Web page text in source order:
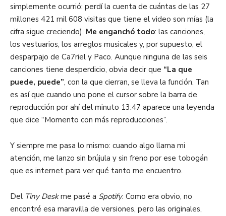
simplemente ocurrió: perdí la cuenta de cuántas de las 27
millones 421 mil 608 visitas que tiene el video son mías (la
cifra sigue creciendo). Me enganchó todo: las canciones,
los vestuarios, los arreglos musicales y, por supuesto, el
desparpajo de Ca7riel y Paco. Aunque ninguna de las seis
canciones tiene desperdicio, obvia decir que “La que
puede, puede”, con la que cierran, se lleva la función. Tan
es así que cuando uno pone el cursor sobre la barra de
reproducción por ahí del minuto 13:47 aparece una leyenda
que dice “Momento con más reproducciones”.
Y siempre me pasa lo mismo: cuando algo llama mi
atención, me lanzo sin brújula y sin freno por ese tobogán
que es internet para ver qué tanto me encuentro.
Del Tiny Deskme pasé a Spotify. Como era obvio, no
encontré esa maravilla de versiones, pero las originales,